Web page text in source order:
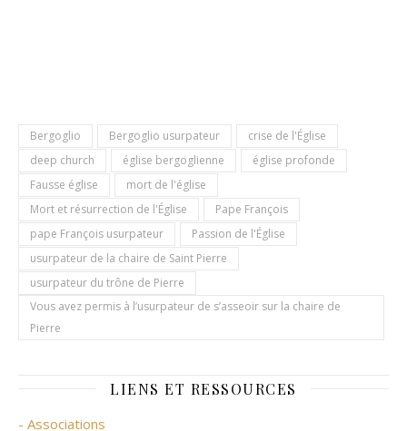
Bergoglio Bergoglio usurpateur
crise de l'Église
deep church
église bergoglienne
église profonde
Fausse église
mort de l'église
Mort et résurrection de l'Église
Pape François
pape François usurpateur
Passion de l'Église
usurpateur de la chaire de Saint Pierre
usurpateur du trône de Pierre
Vous avez permis à l’usurpateur de s’asseoir sur la chaire de
Pierre
LIENS ET RESSOURCES
- Associations